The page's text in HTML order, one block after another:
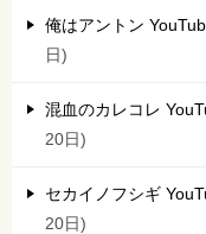
俺はアントン
日
混血のカレコレ
20日
セカイノフシギ
20日